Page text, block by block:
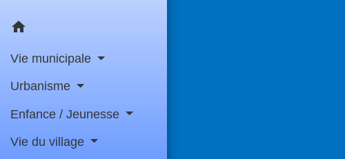
home
Vie municipale
Urbanisme
Enfance / Jeunesse
Vie du village